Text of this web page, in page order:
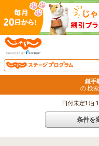
鎌手
の 検
日付未定1泊
条件を